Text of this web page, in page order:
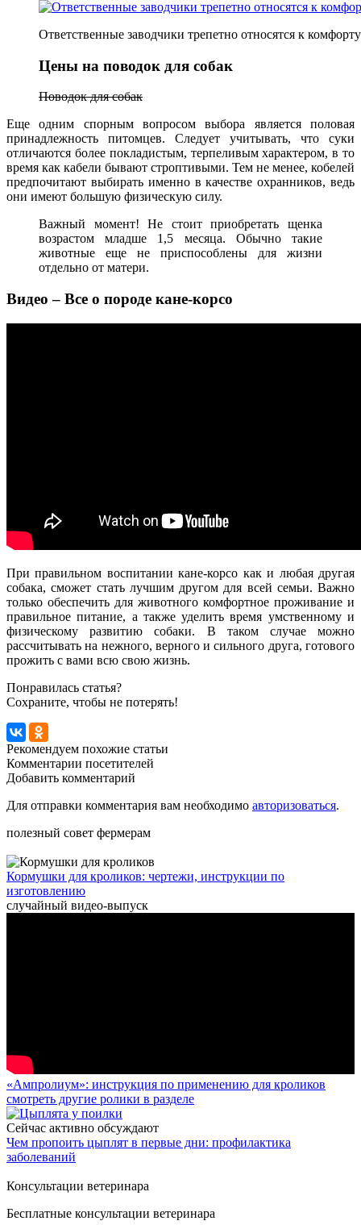
Ответственные заводчики трепетно относятся к
Цены на поводок для собак
Поводок для собак
Еще одним спорным вопросом выбора является половая
принадлежность питомцев. Следует учитывать, что суки
отличаются более покладистым, терпеливым характером, в то
время как кабели бывают строптивыми. Тем не менее, кобелей
предпочитают выбирать именно в качестве охранников, ведь
они имеют большую физическую силу.
Важный момент! Не стоит приобретать щенка
возрастом младше 1,5 месяца. Обычно такие
животные еще не приспособлены для жизни
отдельно от матери.
Видео – Все о породе кане-корсо
При правильном воспитании кане-корсо как и любая другая
собака, сможет стать лучшим другом для всей семьи. Важно
только обеспечить для животного комфортное проживание и
правильное питание, а также уделить время умственному и
физическому развитию собаки. В таком случае можно
рассчитывать на нежного, верного и сильного друга, готового
прожить с вами всю свою жизнь.
Понравилась статья?
Сохраните, чтобы не потерять!
Рекомендуем похожие статьи
Комментарии посетителей
Добавить комментарий
Для отправки комментария вам необходимо авторизоваться.
полезный совет фермерам
Кормушки для кроликов: чертежи, инструкции по
изготовлению
случайный видео-выпуск
«Ампролиум»: инструкция по применению для кроликов
смотреть другие ролики в разделе
Сейчас активно обсуждают
Чем пропоить цыплят в первые дни: профилактика
заболеваний
Консультации ветеринара
Бесплатные консультации ветеринара